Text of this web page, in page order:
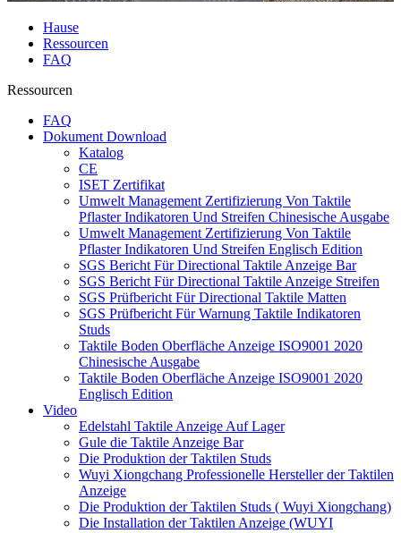
Hause
Ressourcen
FAQ
Ressourcen
FAQ
Dokument Download
Katalog
CE
ISET Zertifikat
Umwelt Management Zertifizierung Von Taktile
Pflaster Indikatoren Und Streifen Chinesische Ausgabe
Umwelt Management Zertifizierung Von Taktile
Pflaster Indikatoren Und Streifen Englisch Edition
SGS Bericht Für Directional Taktile Anzeige Bar
SGS Bericht Für Directional Taktile Anzeige Streifen
SGS Prüfbericht Für Directional Taktile Matten
SGS Prüfbericht Für Warnung Taktile Indikatoren
Studs
Taktile Boden Oberfläche Anzeige ISO9001 2020
Chinesische Ausgabe
Taktile Boden Oberfläche Anzeige ISO9001 2020
Englisch Edition
Video
Edelstahl Taktile Anzeige Auf Lager
Gule die Taktile Anzeige Bar
Die Produktion der Taktilen Studs
Wuyi Xiongchang Professionelle Hersteller der Taktilen
Anzeige
Die Produktion der Taktilen Studs ( Wuyi Xiongchang)
Die Installation der Taktilen Anzeige (WUYI